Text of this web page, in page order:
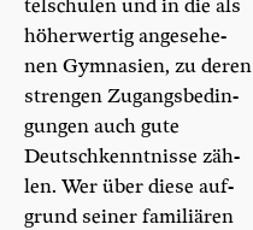
tel­schu­len und in die als
höher­wer­tig ange­se­he­
nen Gym­na­si­en, zu deren
stren­gen Zugangs­be­din­
gun­gen auch gute
Deutsch­kennt­nis­se zäh­
len. Wer über die­se auf­
grund sei­ner fami­liä­ren